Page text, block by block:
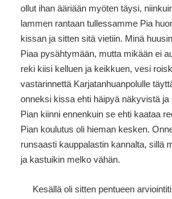
ollut ihan ääriään myöten täysi,
lammen rantaan tullessamme Pia
kissan ja sitten sitä vietiin. Minä
Piaa pysähtymään, mutta mikään ei
reki kiisi kelluen ja keikkuen, vesi
vastarinnettä Karjatanhuanpolulle
onneksi kissa ehti häipyä näkyvistä
Pian kiinni ennenkuin se ehti kaataa
Pian koulutus oli hieman kesken.
runsaasti kauppalastin kannalta, sillä
ja kastuikin melko vähän.
Kesällä oli sitten pentueen